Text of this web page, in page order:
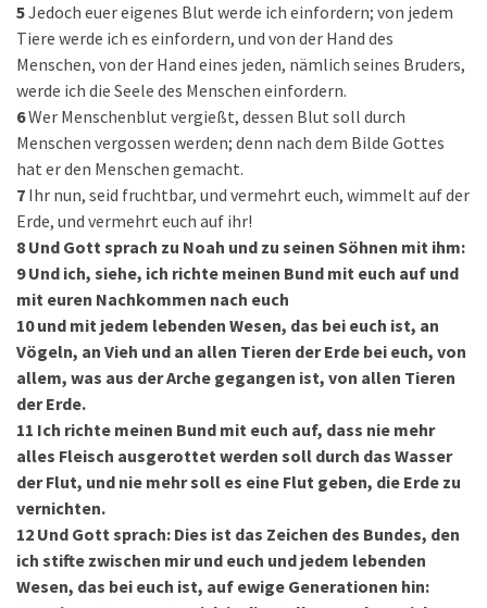
5Jedoch euer eigenes Blut werde ich einfordern; von jedem
Tiere werde ich es einfordern, und von der Hand des
Menschen, von der Hand eines jeden, nämlich seines Bruders,
werde ich die Seele des Menschen einfordern.
6Wer Menschenblut vergießt, dessen Blut soll durch
Menschen vergossen werden; denn nach dem Bilde Gottes
hat er den Menschen gemacht.
7 Ihr nun, seid fruchtbar, und vermehrt euch, wimmelt auf der
Erde, und vermehrt euch auf ihr!
8 Und Gott sprach zu Noah und zu seinen Söhnen mit ihm:
9 Und ich, siehe, ich richte meinen Bund mit euch auf und
mit euren Nachkommen nach euch
10 und mit jedem lebenden Wesen, das bei euch ist, an
Vögeln, an Vieh und an allen Tieren der Erde bei euch, von
allem, was aus der Arche gegangen ist, von allen Tieren
der Erde.
11 Ich richte meinen Bund mit euch auf, dass nie mehr
alles Fleisch ausgerottet werden soll durch das Wasser
der Flut, und nie mehr soll es eine Flut geben, die Erde zu
vernichten.
12 Und Gott sprach: Dies ist das Zeichen des Bundes, den
ich stifte zwischen mir und euch und jedem lebenden
Wesen, das bei euch ist, auf ewige Generationen hin: